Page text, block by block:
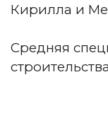
Кирилла и
Средняя